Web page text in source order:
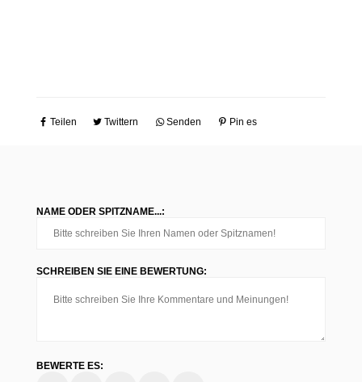
Teilen Twittern Senden Pin es
NAME ODER SPITZNAME...:
SCHREIBEN SIE EINE BEWERTUNG:
BEWERTE ES: